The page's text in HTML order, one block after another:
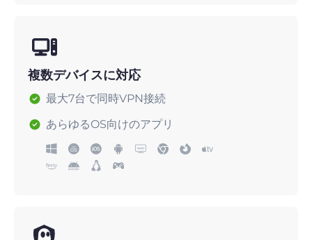
複数デバイスに対応
最大7台で同時VPN接続
あらゆるOS向けのアプリ